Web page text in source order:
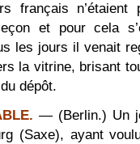
français n’étaient
et pour cela
les jours il venait
la vitrine, brisant
dépôt.
— (Berlin.) Un
(Saxe), ayant